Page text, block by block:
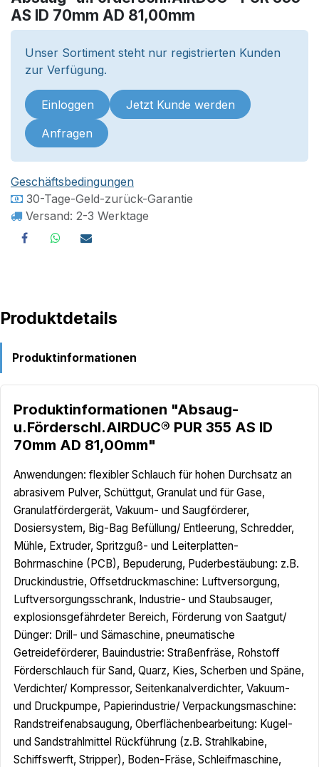
AS ID 70mm AD 81,00mm
Unser Sortiment steht nur registrierten Kunden
zur Verfügung.
Einloggen Jetzt Kunde werden
Anfragen
Geschäftsbedingungen
30-Tage-Geld-zurück-Garantie
Versand: 2-3 Werktage
Produktdetails
Produktinformationen
Produktinformationen "Absaug-
u.Förderschl.AIRDUC® PUR 355 AS ID
70mm AD 81,00mm"
Anwendungen: flexibler Schlauch für hohen Durchsatz an
abrasivem Pulver, Schüttgut, Granulat und für Gase,
Granulatfördergerät, Vakuum- und Saugförderer,
Dosiersystem, Big-Bag Befüllung/ Entleerung, Schredder,
Mühle, Extruder, Spritzguß- und Leiterplatten-
Bohrmaschine (PCB), Bepuderung, Puderbestäubung: z.B.
Druckindustrie, Offsetdruckmaschine: Luftversorgung,
Luftversorgungsschrank, Industrie- und Staubsauger,
explosionsgefährdeter Bereich, Förderung von Saatgut/
Dünger: Drill- und Sämaschine, pneumatische
Getreideförderer, Bauindustrie: Straßenfräse, Rohstoff
Förderschlauch für Sand, Quarz, Kies, Scherben und Späne,
Verdichter/ Kompressor, Seitenkanalverdichter, Vakuum-
und Druckpumpe, Papierindustrie/ Verpackungsmaschine:
Randstreifenabsaugung, Oberflächenbearbeitung: Kugel-
und Sandstrahlmittel Rückführung (z.B. Strahlkabine,
Schiffswerft, Stripper), Boden-Fräse, Schleifmaschine,